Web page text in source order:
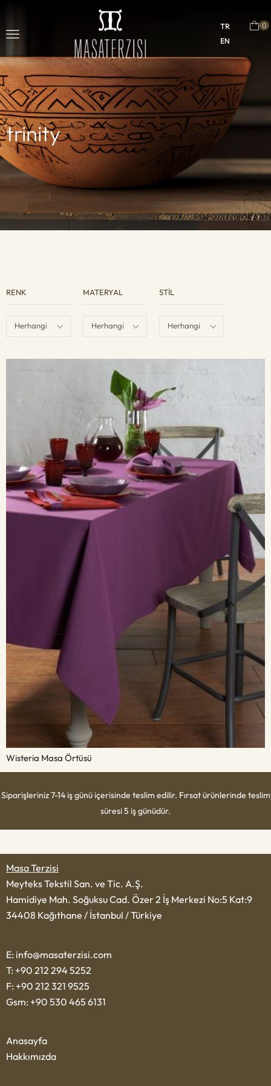
TR
EN
0
trinity
RENK
Herhangi
MATERYAL
Herhangi
STIL
Herhangi
Wisteria Masa Örtüsü
Siparişleriniz 7-14 iş günü içerisinde teslim edilir. Fırsat ürünlerinde teslim
süresi 5 iş günüdür.
Masa Terzisi
Meyteks Tekstil San. ve Tic. A.Ş.
Hamidiye Mah. Soğuksu Cad. Özer 2 İş Merkezi No:5 Kat:9
34408 Kağıthane / İstanbul / Türkiye
E: info@masaterzisi.com
T: +90 212 294 5252
F: +90 212 321 9525
Gsm: +90 530 465 6131
Anasayfa
Hakkımızda